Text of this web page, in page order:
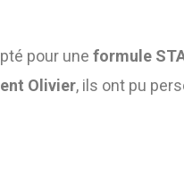
pour une formule
Olivier, ils ont pu